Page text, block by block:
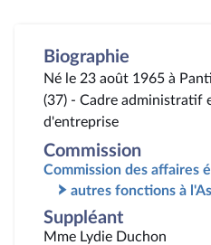
Biographie
Né le 23 août 1965 à
(37) - Cadre administratif
d'entreprise
Commission
Commission des affaires
autres fonctions à
Suppléant
Mme Lydie Duchon